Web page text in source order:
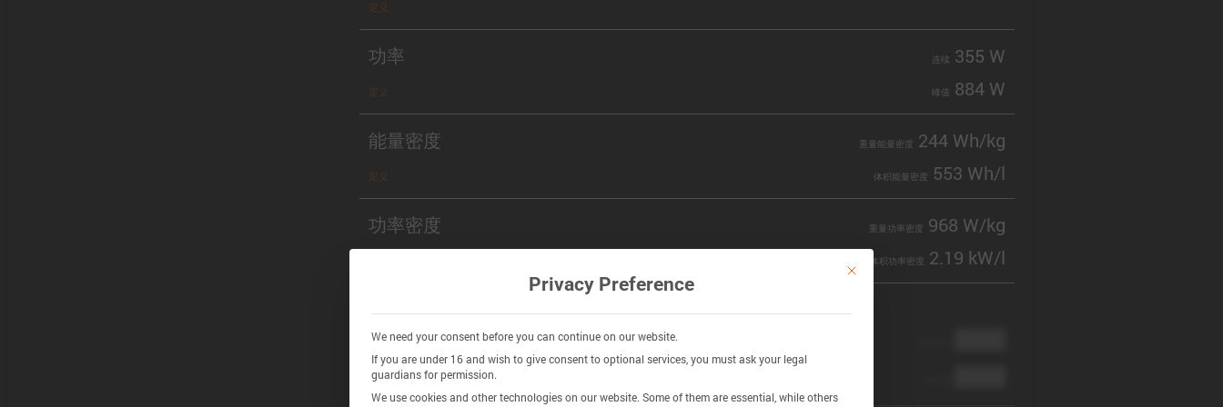
定义
功率
定义
连续 355 W
峰值 884 W
能量密度
定义
重量能量密度 244 Wh/kg
体积能量密度 553 Wh/l
功率密度 重量功率密度 968 W/kg
体积功率密度 2.19 kW/l
Chemistry
definition
This button closes the dialog. Its functionality is identical to the Accept only
Privacy Preference
We need your consent before you can continue on our website.
If you are under 16 and wish to give consent to optional services, you must ask your legal
guardians for permission.
We use cookies and other technologies on our website. Some of them are essential, while others